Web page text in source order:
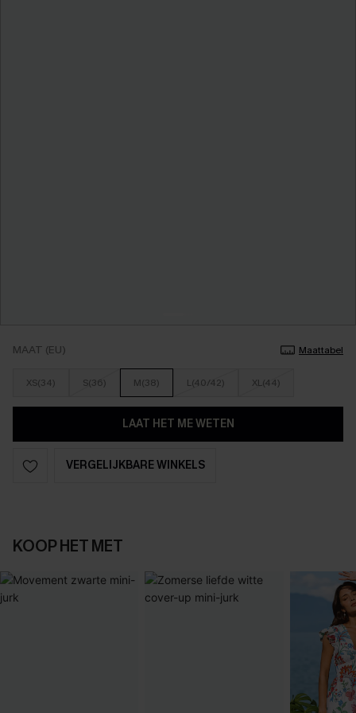
MAAT (EU) Maattabel
XS(34) S(36) M(38) L(40/42) XL(44)
LAAT HET ME WETEN
VERGELIJKBARE WINKELS
KOOP HET MET